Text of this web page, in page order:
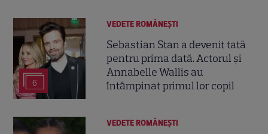
6
VEDETE ROMÂNEŞTI
Sebastian Stan a devenit tată
pentru prima dată. Actorul și
Annabelle Wallis au
întâmpinat primul lor copil
VEDETE ROMÂNEŞTI